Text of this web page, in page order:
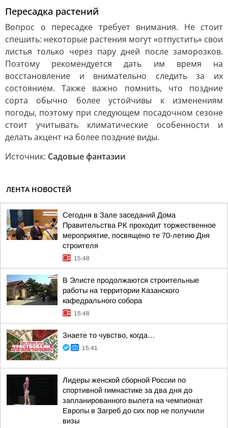
Пересадка растений
Вопрос о пересадке требует внимания. Не стоит
спешить: некоторые растения могут «отпустить» свои
листья только через пару дней после заморозков.
Поэтому рекомендуется дать им время на
восстановление и внимательно следить за их
состоянием. Также важно помнить, что поздние
сорта обычно более устойчивы к изменениям
погоды, поэтому при следующем посадочном сезоне
стоит учитывать климатические особенности и
делать акцент на более поздние виды.
Источник: Садовые фантазии
ЛЕНТА НОВОСТЕЙ
Сегодня в Зале заседаний Дома
Правительства РК проходит торжественное
мероприятие, посвящено те 70-летию Дня
строителя
15:48
В Элисте продолжаются строительные
работы на территории Казанского
кафедрального собора
15:48
Знаете то чувство, когда…
15:41
Лидеры женской сборной России по
спортивной гимнастике за два дня до
запланированного вылета на чемпионат
Европы в Загреб до сих пор не получили
визы